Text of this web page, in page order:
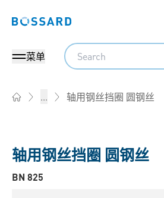
Bossard homepage
菜单
Search
... 轴用钢丝挡圈 圆钢丝
轴用钢丝挡圈 圆钢丝
BN 825